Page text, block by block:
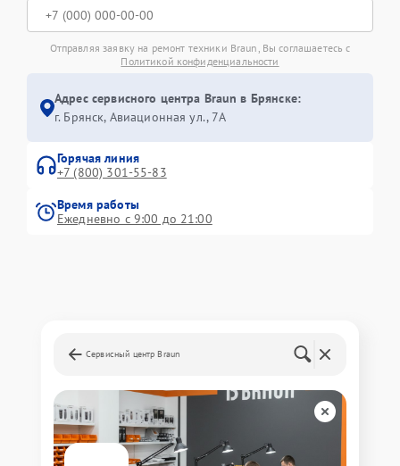
Отправляя заявку на ремонт техники Braun, Вы соглашаетесь с
Политикой конфиденциальности
Адрес сервисного центра Braun в Брянске:
г. Брянск, Авиационная ул., 7А
Горячая линия
+7 (800) 301-55-83
Время работы
Ежедневно с 9:00 до 21:00
Сервисный центр Braun